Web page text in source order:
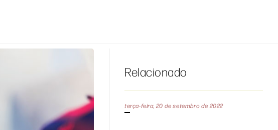
Relacionado
terça-feira, 20 de setembro de 2022